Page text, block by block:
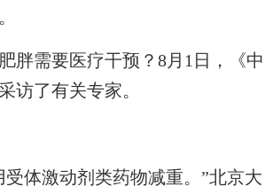
需要医疗干预？8月1日，《中
访了有关专家。
体激动剂类药物减重。”北京大